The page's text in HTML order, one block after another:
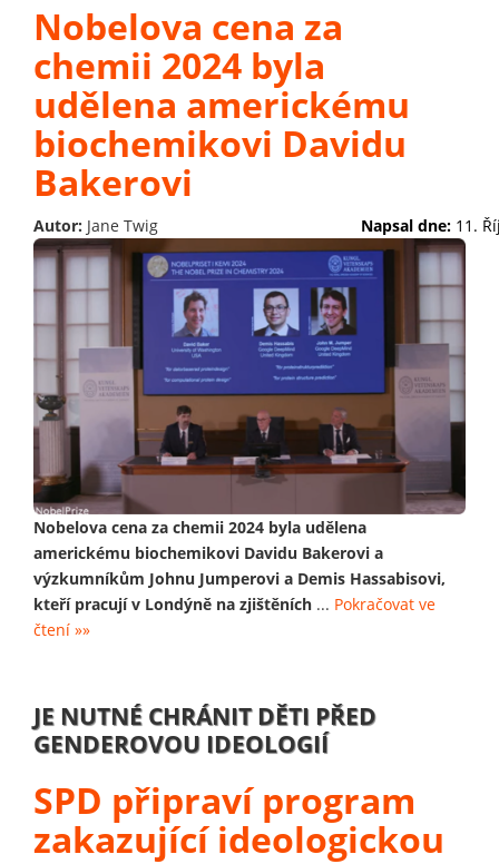
Nobelova cena za
chemii 2024 byla
udělena americkému
biochemikovi Davidu
Bakerovi
Autor: Jane Twig Napsal dne: 11.
Nobelova cena za chemii 2024 byla udělena
americkému biochemikovi Davidu Bakerovi a
výzkumníkům Johnu Jumperovi a Demis Hassabisovi,
kteří pracují v Londýně na zjištěních ... Pokračovat ve
čtení »»
JE NUTNÉ CHRÁNIT DĚTI PŘED
GENDEROVOU IDEOLOGIÍ
SPD připraví program
zakazující ideologickou